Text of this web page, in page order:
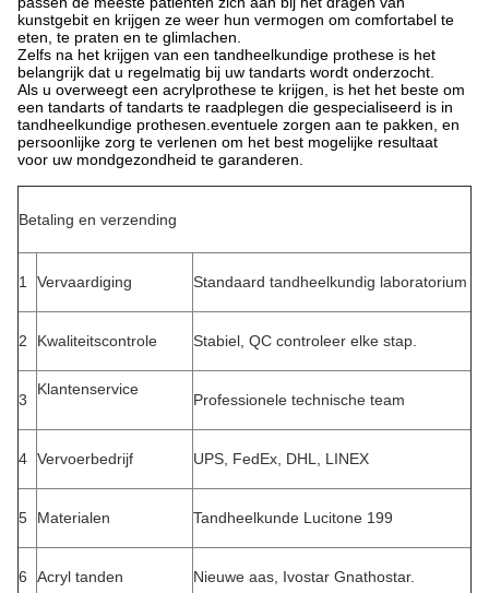
kunstgebit en krijgen ze weer hun vermogen om comfortabel te
eten, te praten en te glimlachen.
Zelfs na het krijgen van een tandheelkundige prothese is het
belangrijk dat u regelmatig bij uw tandarts wordt onderzocht.
Als u overweegt een acrylprothese te krijgen, is het het beste om
een tandarts of tandarts te raadplegen die gespecialiseerd is in
tandheelkundige prothesen.eventuele zorgen aan te pakken, en
persoonlijke zorg te verlenen om het best mogelijke resultaat
voor uw mondgezondheid te garanderen.
Betaling en verzending
1 Vervaardiging Standaard tandheelkundig laboratorium
2 Kwaliteitscontrole Stabiel, QC controleer elke stap.
3
Klantenservice
Professionele technische team
4 Vervoerbedrijf UPS, FedEx, DHL, LINEX
5 Materialen Tandheelkunde Lucitone 199
6 Acryl tanden Nieuwe aas, Ivostar Gnathostar.